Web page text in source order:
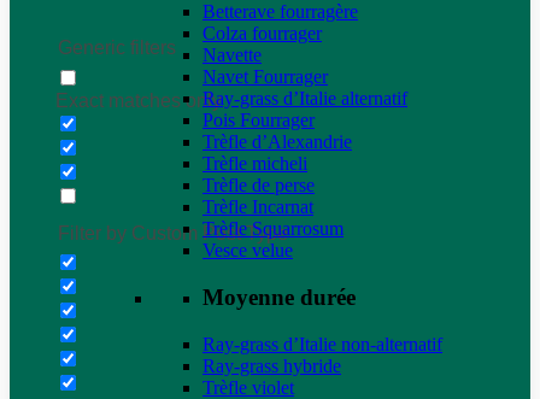
Generic filters
Exact matches only
Filter by Custom Post Type
Betterave fourragère
Colza fourrager
Navette
Navet Fourrager
Ray-grass d’Italie alternatif
Pois Fourrager
Trèfle d’Alexandrie
Trèfle micheli
Trèfle de perse
Trèfle Incarnat
Trèfle Squarrosum
Vesce velue
Moyenne durée
Ray-grass d’Italie non-alternatif
Ray-grass hybride
Trèfle violet